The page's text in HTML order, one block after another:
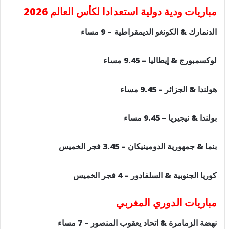
مباريات ودية دولية استعدادا لكأس العالم 2026
الدنمارك & الكونغو الديمقراطية – 9 مساء
لوكسمبورج & إيطاليا – 9.45 مساء
هولندا & الجزائر – 9.45 مساء
بولندا & نيجيريا – 9.45 مساء
بنما & جمهورية الدومينيكان – 3.45 فجر الخميس
كوريا الجنوبية & السلفادور – 4 فجر الخميس
مباريات الدوري المغربي
نهضة الزمامرة & اتحاد يعقوب المنصور – 7 مساء